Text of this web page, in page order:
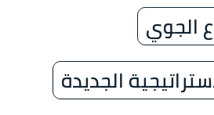
الجوي
الجديدة